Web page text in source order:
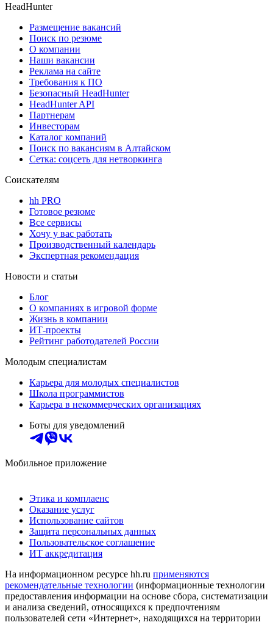
HeadHunter
Размещение вакансий
Поиск по резюме
О компании
Наши вакансии
Реклама на сайте
Требования к ПО
Безопасный HeadHunter
HeadHunter API
Партнерам
Инвесторам
Каталог компаний
Поиск по вакансиям в Алтайском
Сетка: соцсеть для нетворкинга
Соискателям
hh PRO
Готовое резюме
Все сервисы
Хочу у вас работать
Производственный календарь
Экспертная рекомендация
Новости и статьи
Блог
О компаниях в игровой форме
Жизнь в компании
ИТ-проекты
Рейтинг работодателей России
Молодым специалистам
Карьера для молодых специалистов
Школа программистов
Карьера в некоммерческих организациях
Боты для уведомлений
Мобильное приложение
Этика и комплаенс
Оказание услуг
Использование сайтов
Защита персональных данных
Пользовательское соглашение
ИТ аккредитация
На информационном ресурсе hh.ru применяются
рекомендательные технологии (информационные технологии
предоставления информации на основе сбора, систематизации
и анализа сведений, относящихся к предпочтениям
пользователей сети «Интернет», находящихся на территории